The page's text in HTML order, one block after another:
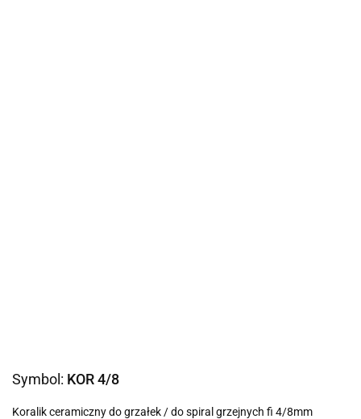
Symbol: KOR 4/8
Koralik ceramiczny do grzałek / do spiral grzejnych fi 4/8mm